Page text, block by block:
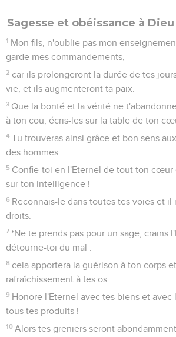
Sagesse et obéissance à Dieu
1 Mon fils, n'oublie pas mon
garde mes commandements,
2 car ils prolongeront la durée de tes
vie, et ils augmenteront ta paix.
3 Que la bonté et la vérité ne
à ton cou, écris-les sur la table de ton
4 Tu trouveras ainsi grâce et bon sens
des hommes.
5 Confie-toi en l'Eternel de tout ton cœur
sur ton intelligence !
6 Reconnais-le dans toutes tes voies et il
droits.
7 *Ne te prends pas pour un sage, crains
détourne-toi du mal :
8 cela apportera la guérison à ton corps
rafraîchissement à tes os.
9 Honore l'Eternel avec tes biens et avec
tous tes produits !
10 Alors tes greniers seront